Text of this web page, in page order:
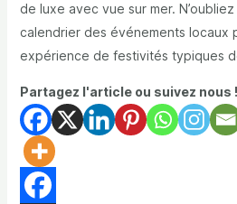
de luxe avec vue sur mer.
calendrier des événements locaux
expérience de festivités typiques
Partagez l'article ou suivez nous !